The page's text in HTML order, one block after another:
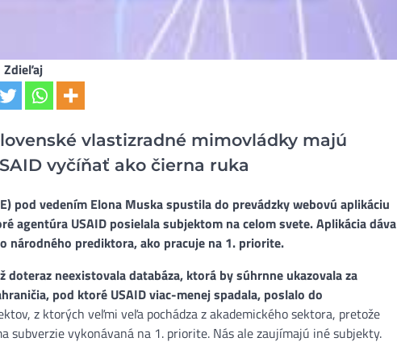
Zdieľaj
vlastizradné mimovládky majú
vyčíňať ako čierna ruka
pod vedením Elona Muska spustila do prevádzky webovú aplikáciu
agentúra USAID posielala subjektom na celom svete. Aplikácia dáva
národného prediktora, ako pracuje na 1. priorite.
doteraz neexistovala databáza, ktorá by súhrnne ukazovala za
pod ktoré USAID viac-menej spadala, poslalo do
z ktorých veľmi veľa pochádza z akademického sektora, pretože
subverzie vykonávaná na 1. priorite. Nás ale zaujímajú iné subjekty.